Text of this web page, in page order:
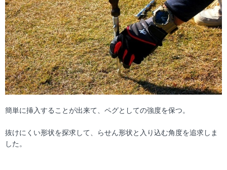
簡単に挿入することが出来て、ペグとしての強度を保つ。
抜けにくい形状を探求して、らせん形状と入り込む角度を追求しま
した。